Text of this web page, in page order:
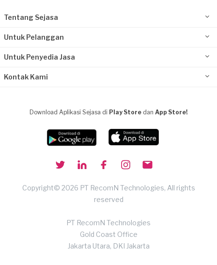
Tentang Sejasa
Untuk Pelanggan
Untuk Penyedia Jasa
Kontak Kami
Download Aplikasi Sejasa di Play Store dan App Store!
Copyright© 2026 PT RecomN Technologies, All rights
reserved
PT RecomN Technologies
Gold Coast Office
Jakarta Utara, DKI Jakarta